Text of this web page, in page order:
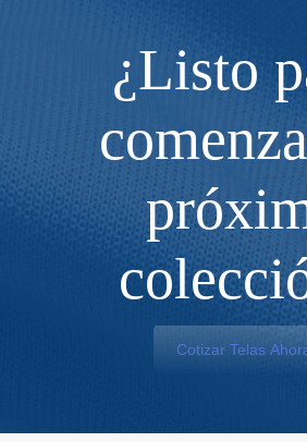
¿Listo
Cotizar Telas